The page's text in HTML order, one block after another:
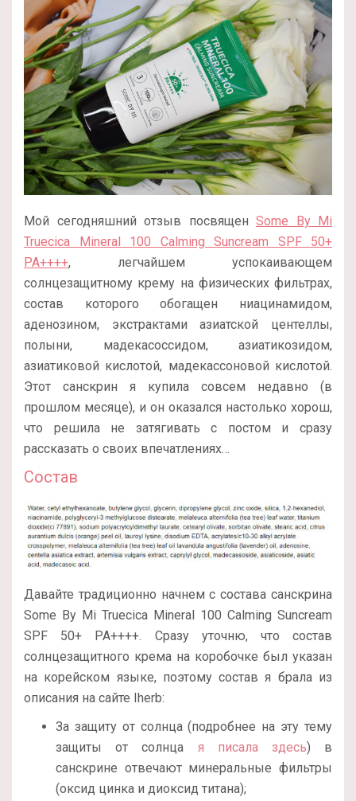
Мой сегодняшний отзыв посвящен Some By Mi
Truecica Mineral 100 Calming Suncream SPF 50+
PA++++, легчайшем успокаивающем
солнцезащитному крему на физических фильтрах,
состав которого обогащен ниацинамидом,
аденозином, экстрактами азиатской центеллы,
полыни, мадекасоссидом, азиатикозидом,
азиатиковой кислотой, мадекассоновой кислотой.
Этот санскрин я купила совсем недавно (в
прошлом месяце), и он оказался настолько хорош,
что решила не затягивать с постом и сразу
рассказать о своих впечатлениях…
Состав
Давайте традиционно начнем с состава санскрина
Some By Mi Truecica Mineral 100 Calming Suncream
SPF 50+ PA++++. Сразу уточню, что состав
солнцезащитного крема на коробочке был указан
на корейском языке, поэтому состав я брала из
описания на сайте Iherb:
За защиту от солнца (подробнее на эту тему
защиты от солнца я писала здесь) в
санскрине отвечают минеральные фильтры
(оксид цинка и диоксид титана);